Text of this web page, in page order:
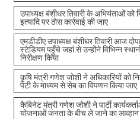
उपाध्यक्ष बंशीधर तिवारी के अभियंताओं को
इत्यादि पर ठोस कार्रवाई की जाए
एमडीडीए उपाध्यक्ष बंशीधर तिवारी आज
स्टेडियम पहुँचे जहां से उन्होंने विभिन्न
निरीक्षण किया
कृषि मंत्री गणेश जोशी ने अधिकारियों को
पेटी के माध्यम से सेब का विपणन किया जाए
कैबिनेट मंत्री गणेश जोशी ने पार्टी
योजनाओं जनता के बीच ले जाने का आव्हान